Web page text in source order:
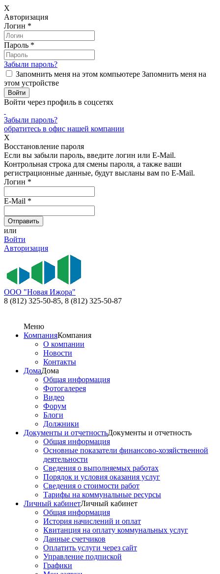
X
Авторизация
Логин *
Пароль *
Забыли пароль?
Запомнить меня на этом компьютере Запомнить меня на
этом устройстве
Войти через профиль в соцсетях
Забыли пароль?
обратитесь в офис нашей компании
X
Восстановление пароля
Если вы забыли пароль, введите логин или E-Mail.
Контрольная строка для смены пароля, а также ваши
регистрационные данные, будут высланы вам по E-Mail.
Логин *
E-Mail *
или
Войти
Авторизация
ООО "Новая Ижора"
8 (812) 325-50-85, 8 (812) 325-50-87
Меню
КомпанияКомпания
О компании
Новости
Контакты
ДомаДома
Общая информация
Фотогалерея
Видео
Форум
Блоги
Должники
Документы и отчетностьДокументы и отчетность
Общая информация
Основные показатели финансово-хозяйственной
деятельности
Сведения о выполняемых работах
Порядок и условия оказания услуг
Сведения о стоимости работ
Тарифы на коммунальные ресурсы
Личный кабинетЛичный кабинет
Общая информация
История начислений и оплат
Квитанция на оплату коммунальных услуг
Данные счетчиков
Оплатить услуги через сайт
Управление подпиской
Графики